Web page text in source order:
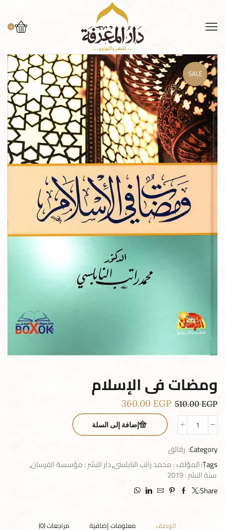
0
SALE
ومضات فى الإسلام
510.00EGP
360.00 EGP
إضافة إلى السلة
Category: رقائق
Tags: المؤلف : محمد راتب النابلسى,دار النشر : مؤسسة الفرسان,
سنة النشر : 2019
Share:
الوصف معلومات إضافية مراجعات (0)